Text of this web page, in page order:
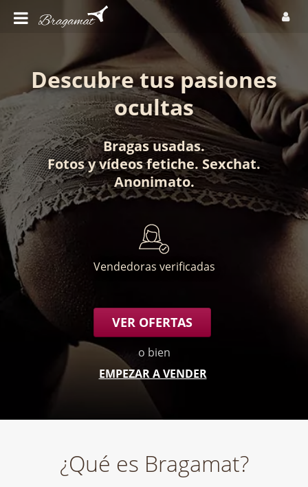
Descubre tus pasiones
ocultas
Bragas usadas.
Fotosyvídeos fetiche. Sexchat.
Anonimato.
Vendedoras verificadas
VER OFERTAS
o bien
EMPEZAR A VENDER
¿Qué es Bragamat?